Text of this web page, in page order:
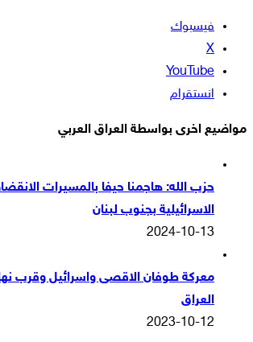
فيسبوك
‫X
‫YouTube
انستقرام
مواضيع اخرى بواسطة العراق العربي
حزب الله: هاجمنا حيفا بالمسيرات
الاسرائيلية بجنوب لبنان
2024-10-13
معركة طوفان الاقصى واسرائيل وقرب
العراق
2023-10-12